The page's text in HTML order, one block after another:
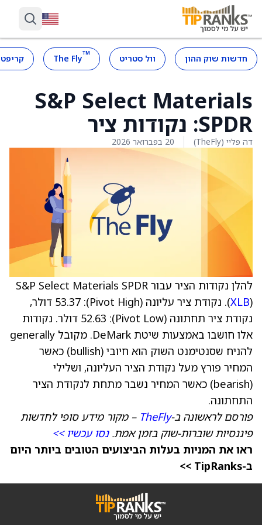
חדשות שוק ההון וול סטריט ™
The Fly
S&P Select Materials
SPDR: נקודות ציר
דה פליי (TheFly) 20 בפברואר 2026
להלן נקודות הציר עבור S&P Select Materials SPDR
(XLB
). נקודת ציר עליונה (Pivot High): 53.37 דולר,
נקודת ציר תחתונה (Pivot Low): 52.63 דולר. נקודות
אלו חושבו באמצעות שיטת DeMark. מקובל generally
להניח שסנטימנט השוק הוא חיובי (bullish) כאשר
המחיר פורץ מעל נקודת הציר העליונה, ושלילי
(bearish) כאשר המחיר נשבר מתחת לנקודת הציר
התחתונה.
פורסם לראשונה ב-TheFly – מקור מידע סופי לחדשות
פיננסיות שוברות-שוק בזמן אמת.נסו עכשיו >>
ראו את המניות בעלות הביצועים הטובים ביותר היום
ב-TipRanks >>